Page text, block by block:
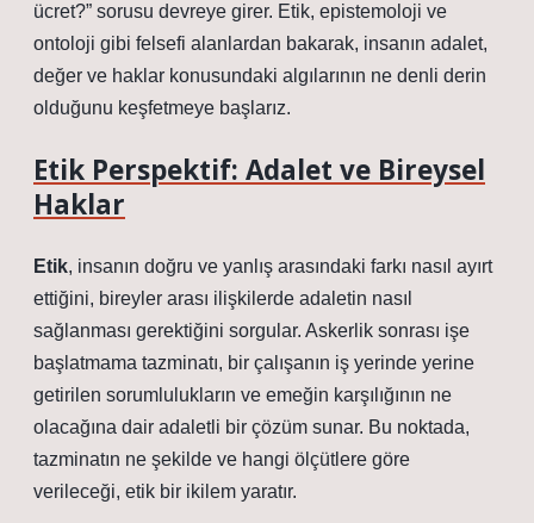
ücret?” sorusu devreye girer. Etik, epistemoloji ve
ontoloji gibi felsefi alanlardan bakarak, insanın adalet,
değer ve haklar konusundaki algılarının ne denli derin
olduğunu keşfetmeye başlarız.
Etik Perspektif: Adalet ve Bireysel
Haklar
Etik, insanın doğru ve yanlış arasındaki farkı nasıl ayırt
ettiğini, bireyler arası ilişkilerde adaletin nasıl
sağlanması gerektiğini sorgular. Askerlik sonrası işe
başlatmama tazminatı, bir çalışanın iş yerinde yerine
getirilen sorumlulukların ve emeğin karşılığının ne
olacağına dair adaletli bir çözüm sunar. Bu noktada,
tazminatın ne şekilde ve hangi ölçütlere göre
verileceği, etik bir ikilem yaratır.